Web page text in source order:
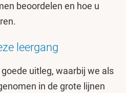
beoordelen en hoe u
leergang
uitleg, waarbij we als
in de grote lijnen